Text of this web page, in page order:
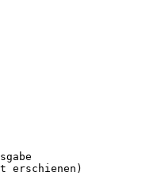
erschienen)